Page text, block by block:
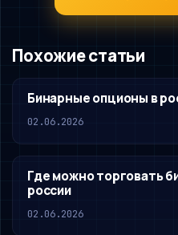
Похожие статьи
Бинарные опционы в
02.06.2026
Где можно торговать
россии
02.06.2026